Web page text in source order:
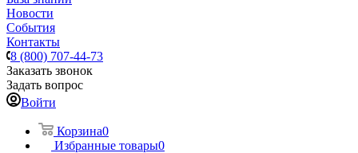
Новости
События
Контакты
8 (800) 707-44-73
Заказать звонок
Задать вопрос
Войти
Корзина0
Избранные товары0